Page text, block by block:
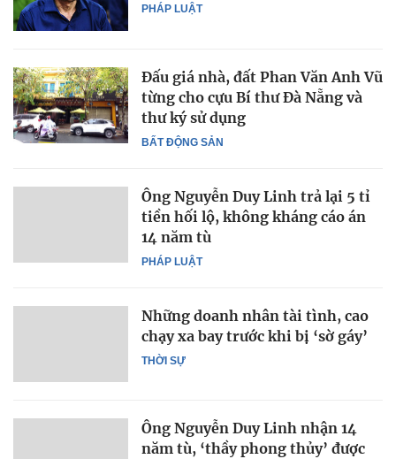
PHÁP LUẬT
BẤT ĐỘNG SẢN
Đấu giá nhà, đất Phan Văn Anh Vũ
từng cho cựu Bí thư Đà Nẵng và
thư ký sử dụng
PHÁP LUẬT
Ông Nguyễn Duy Linh trả lại 5 tỉ
tiền hối lộ, không kháng cáo án
14 năm tù
THỜI SỰ
Những doanh nhân tài tình, cao
chạy xa bay trước khi bị ‘sờ gáy’
Ông Nguyễn Duy Linh nhận 14
năm tù, ‘thầy phong thủy’ được